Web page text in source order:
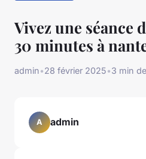
Vivez une séance
30 minutes à
admin•28 février 2025•3 min
A admin